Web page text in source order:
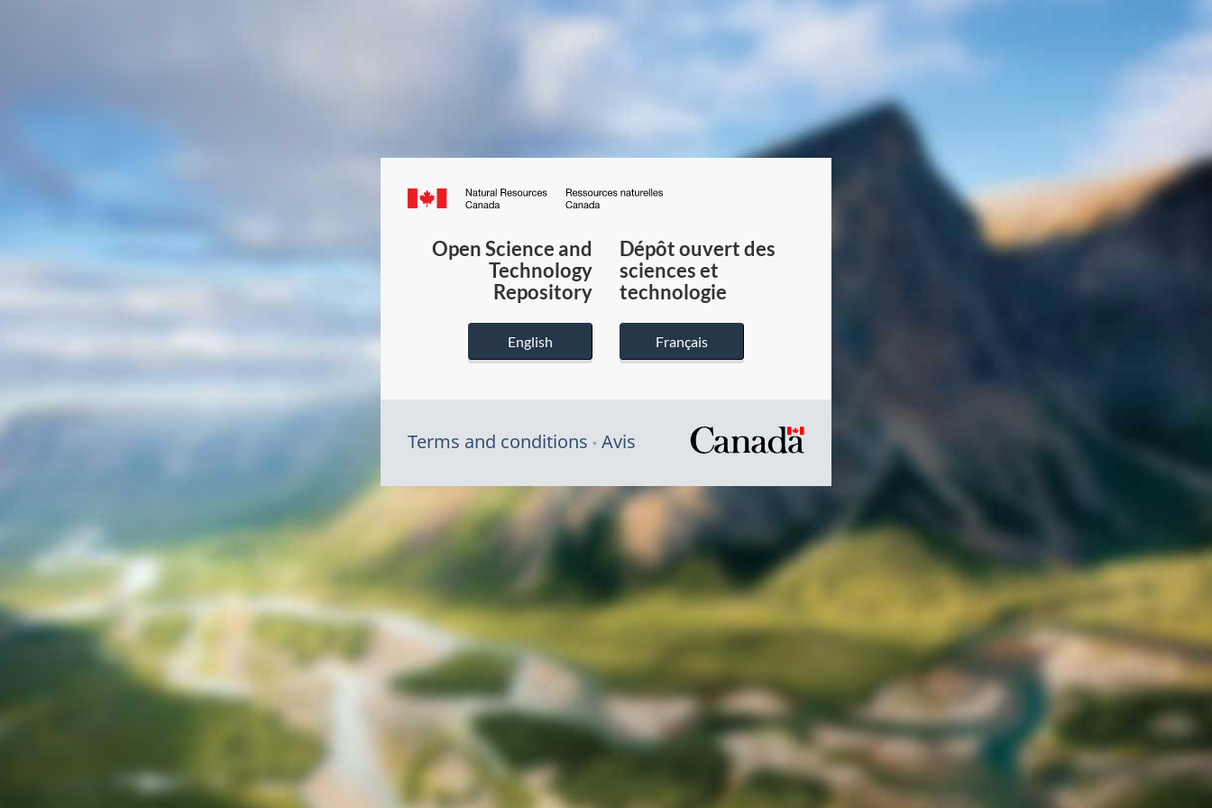
Canada.ca
du
Canada
Open Science and
Technology
Repository
English
Dépôt ouvert des
sciences et
technologie
Français
Terms and conditions Avis
/
gouvernement
du